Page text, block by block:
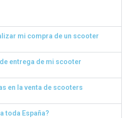
mi compra de un scooter
entrega de mi scooter
en la venta de scooters
toda España?